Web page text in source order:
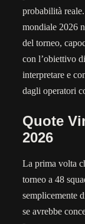
probabilità
mondiale 2026
del torneo,
con l’obiettivo
interpretare e
dagli operatori
Quote
2026
La prima volta
torneo a 48
semplicemente
se avrebbe